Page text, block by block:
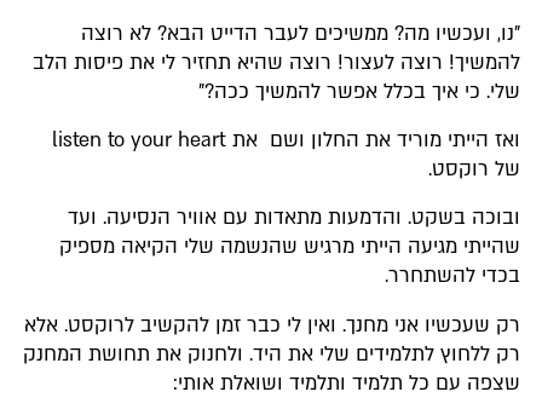
"נו, ועכשיו מה? ממשיכים לעבר הדייט הבא? לא רוצה
להמשיך! רוצה לעצור! רוצה שהיא תחזיר לי את פיסות הלב
שלי. כי איך בכלל אפשר להמשיך ככה?"
ואז הייתי מוריד את החלון ושם את listen to your heart
של רוקסט.
ובוכה בשקט. והדמעות מתאדות עם אוויר הנסיעה. ועד
שהייתי מגיעה הייתי מרגיש שהנשמה שלי הקיאה מספיק
בכדי להשתחרר.
רק שעכשיו אני מחנך. ואין לי כבר זמן להקשיב לרוקסט. אלא
רק ללחוץ לתלמידים שלי את היד. ולחנוק את תחושת המחנק
שצפה עם כל תלמיד ותלמיד ושואלת אותי: